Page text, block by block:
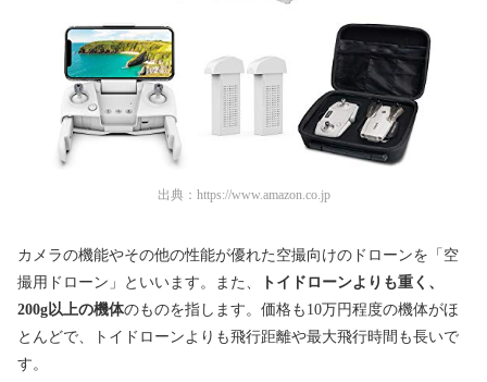
出典： https://www.amazon.co.jp
カメラの機能やその他の性能が優れた空撮向けのドローンを「空
撮用ドローン」といいます。また、
トイドローンよりも重く、
200g以上の機体のものを指します。価格も10万円程度の機体がほ
とんどで、トイドローンよりも飛行距離や最大飛行時間も長いで
す。